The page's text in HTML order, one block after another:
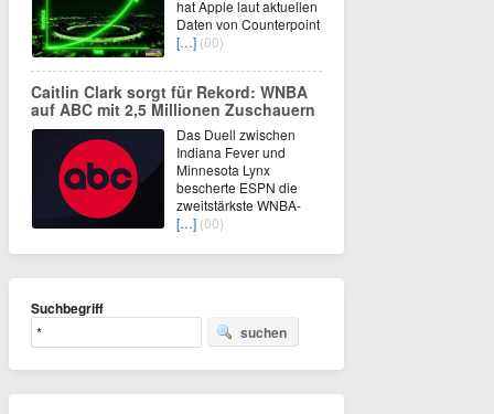
hat Apple laut aktuellen
Daten von Counterpoint
[…] (00)
Caitlin Clark sorgt für Rekord: WNBA
auf ABC mit 2,5 Millionen Zuschauern
Das Duell zwischen
Indiana Fever und
Minnesota Lynx
bescherte ESPN die
zweitstärkste WNBA-
[…] (00)
Suchbegriff
suchen